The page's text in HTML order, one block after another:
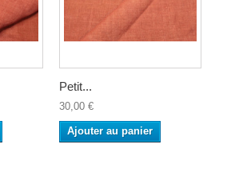
Petit...
30,00 €
Ajouter au panier